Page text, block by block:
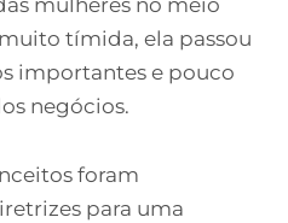
tímida, ela passou
importantes e pouco
negócios.
foram
para uma